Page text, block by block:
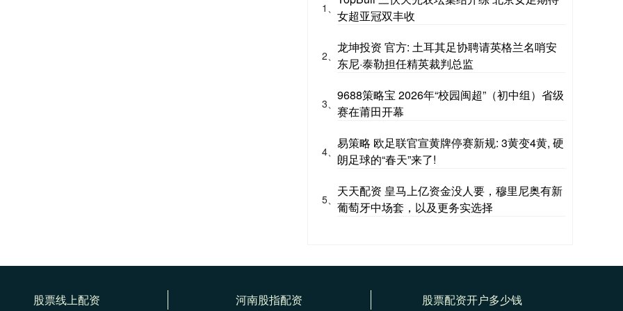
1、 女超亚冠双丰收
2、
龙坤投资 官方: 土耳其足协聘请英格兰名哨安
东尼·泰勒担任精英裁判总监
3、
9688策略宝 2026年“校园闽超”（初中组）省级
赛在莆田开幕
4、
易策略 欧足联官宣黄牌停赛新规: 3黄变4黄, 硬
朗足球的“春天”来了!
5、
天天配资 皇马上亿资金没人要，穆里尼奥有新
葡萄牙中场套，以及更务实选择
股票线上配资 河南股指配资 股票配资开户多少钱